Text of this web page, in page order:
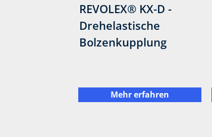
REVOLEX® KX-D -
Drehelastische
Bolzenkupplung
Mehr erfahren